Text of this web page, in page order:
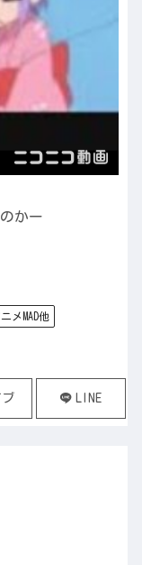
かー
メMAD他
ブ LINE